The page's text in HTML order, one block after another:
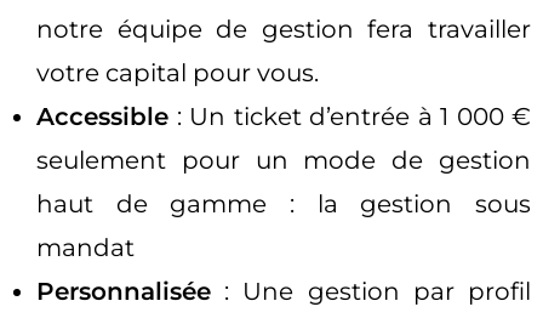
notre équipe de gestion fera travailler
votre capital pour vous.
Accessible : Un ticket d’entrée à 1 000 €
seulement pour un mode de gestion
haut de gamme : la gestion sous
mandat
Personnalisée : Une gestion par profil